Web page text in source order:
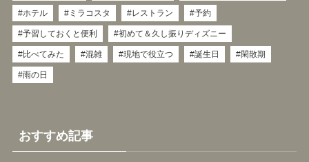
ホテル ミラコスタ レストラン 予約
予習しておくと便利 初めて＆久し振りディズニー
比べてみた 混雑 現地で役立つ 誕生日 閑散期
雨の日
おすすめ記事